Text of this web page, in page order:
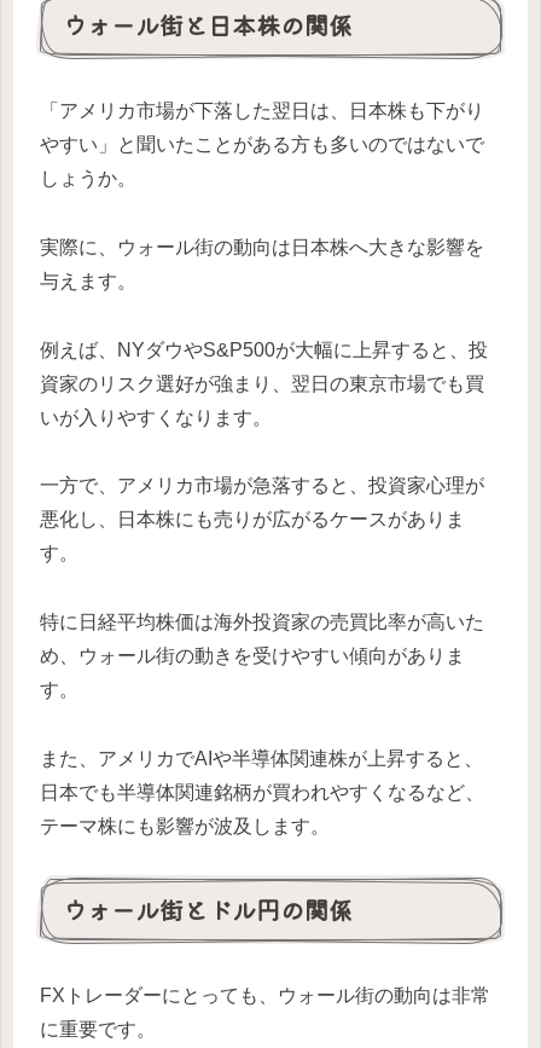
ウォール街と日本株の関係
「アメリカ市場が下落した翌日は、日本株も下がり
やすい」と聞いたことがある方も多いのではないで
しょうか。
実際に、ウォール街の動向は日本株へ大きな影響を
与えます。
例えば、NYダウやS&P500が大幅に上昇すると、投
資家のリスク選好が強まり、翌日の東京市場でも買
いが入りやすくなります。
一方で、アメリカ市場が急落すると、投資家心理が
悪化し、日本株にも売りが広がるケースがありま
す。
特に日経平均株価は海外投資家の売買比率が高いた
め、ウォール街の動きを受けやすい傾向がありま
す。
また、アメリカでAIや半導体関連株が上昇すると、
日本でも半導体関連銘柄が買われやすくなるなど、
テーマ株にも影響が波及します。
ウォール街とドル円の関係
FXトレーダーにとっても、ウォール街の動向は非常
に重要です。